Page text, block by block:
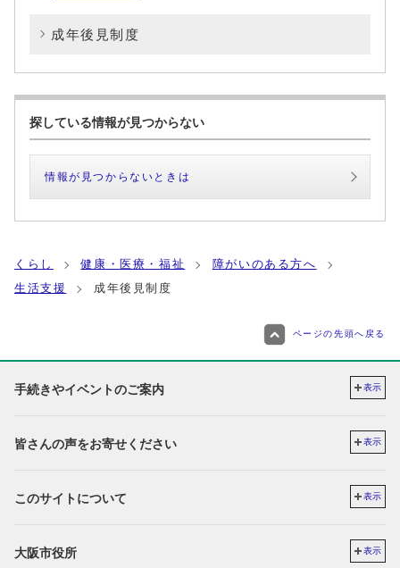
成年後見制度
探している情報が見つからない
情報が見つからないときは
くらし 健康・医療・福祉
障がいのある方へ
生活支援
成年後見制度
ページの先頭へ戻る
手続きやイベントのご案内 表示
皆さんの声をお寄せください 表示
このサイトについて 表示
大阪市役所 表示